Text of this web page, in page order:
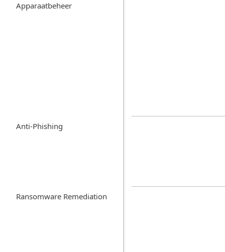
Apparaatbeheer
Anti-Phishing
Ransomware Remediation